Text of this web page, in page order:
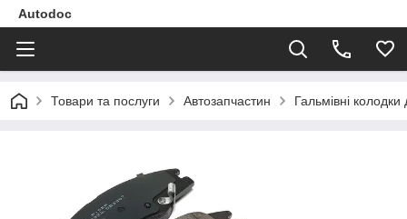
Autodoc
Товари та послуги Автозапчастин Гальмівні